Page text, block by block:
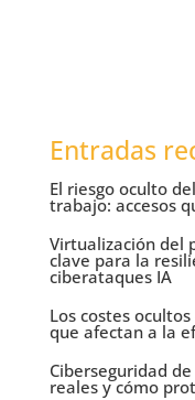
Entradas
El riesgo oculto
trabajo: accesos
Virtualización del
clave para la
ciberataques IA
Los costes
que afectan a la
Ciberseguridad
reales y cómo